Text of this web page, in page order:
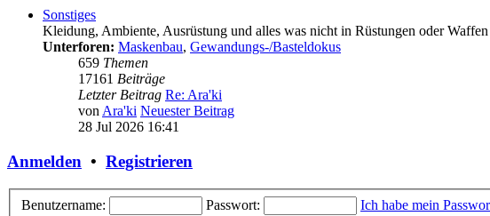
Sonstiges
Kleidung, Ambiente, Ausrüstung und alles was nicht in Rüstungen oder Waffen
Unterforen: Maskenbau, Gewandungs-/Basteldokus
659 Themen
17161 Beiträge
Letzter Beitrag Re: Ara'ki
vonAra'ki Neuester Beitrag
28 Jul 2026 16:41
Anmelden • Registrieren
Benutzername: Passwort: Ich habe mein